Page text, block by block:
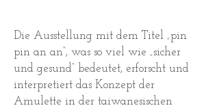
Die Ausstellung mit dem Titel „pin
pin an an“, was so viel wie „sicher
und gesund“ bedeutet, erforscht und
interpretiert das Konzept der
Amulette in der taiwanesischen